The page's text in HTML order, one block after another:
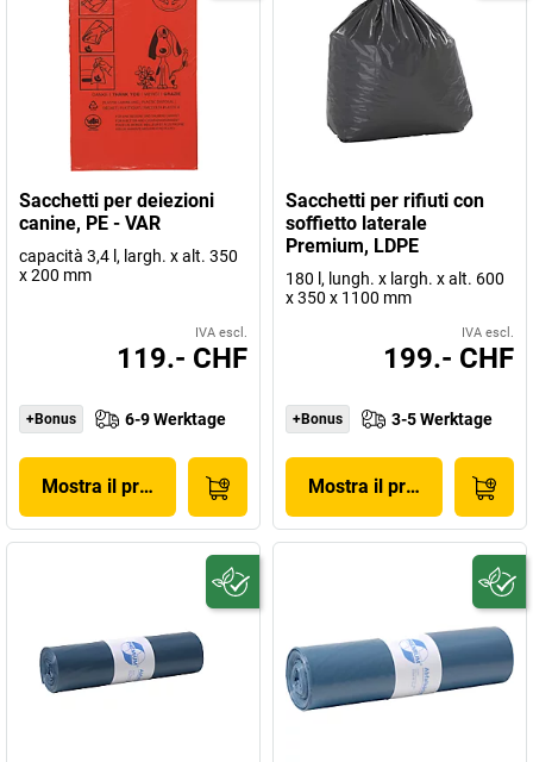
Sacchetti per deiezioni
canine, PE - VAR
capacità 3,4 l, largh. x alt. 350
x 200 mm
IVA escl.
119.- CHF
+Bonus 6-9 Werktage
Mostra il prodotto
Sacchetti per rifiuti con
soffietto laterale
Premium, LDPE
180 l, lungh. x largh. x alt. 600
x 350 x 1100 mm
IVA escl.
199.- CHF
+Bonus 3-5 Werktage
Mostra il prodotto